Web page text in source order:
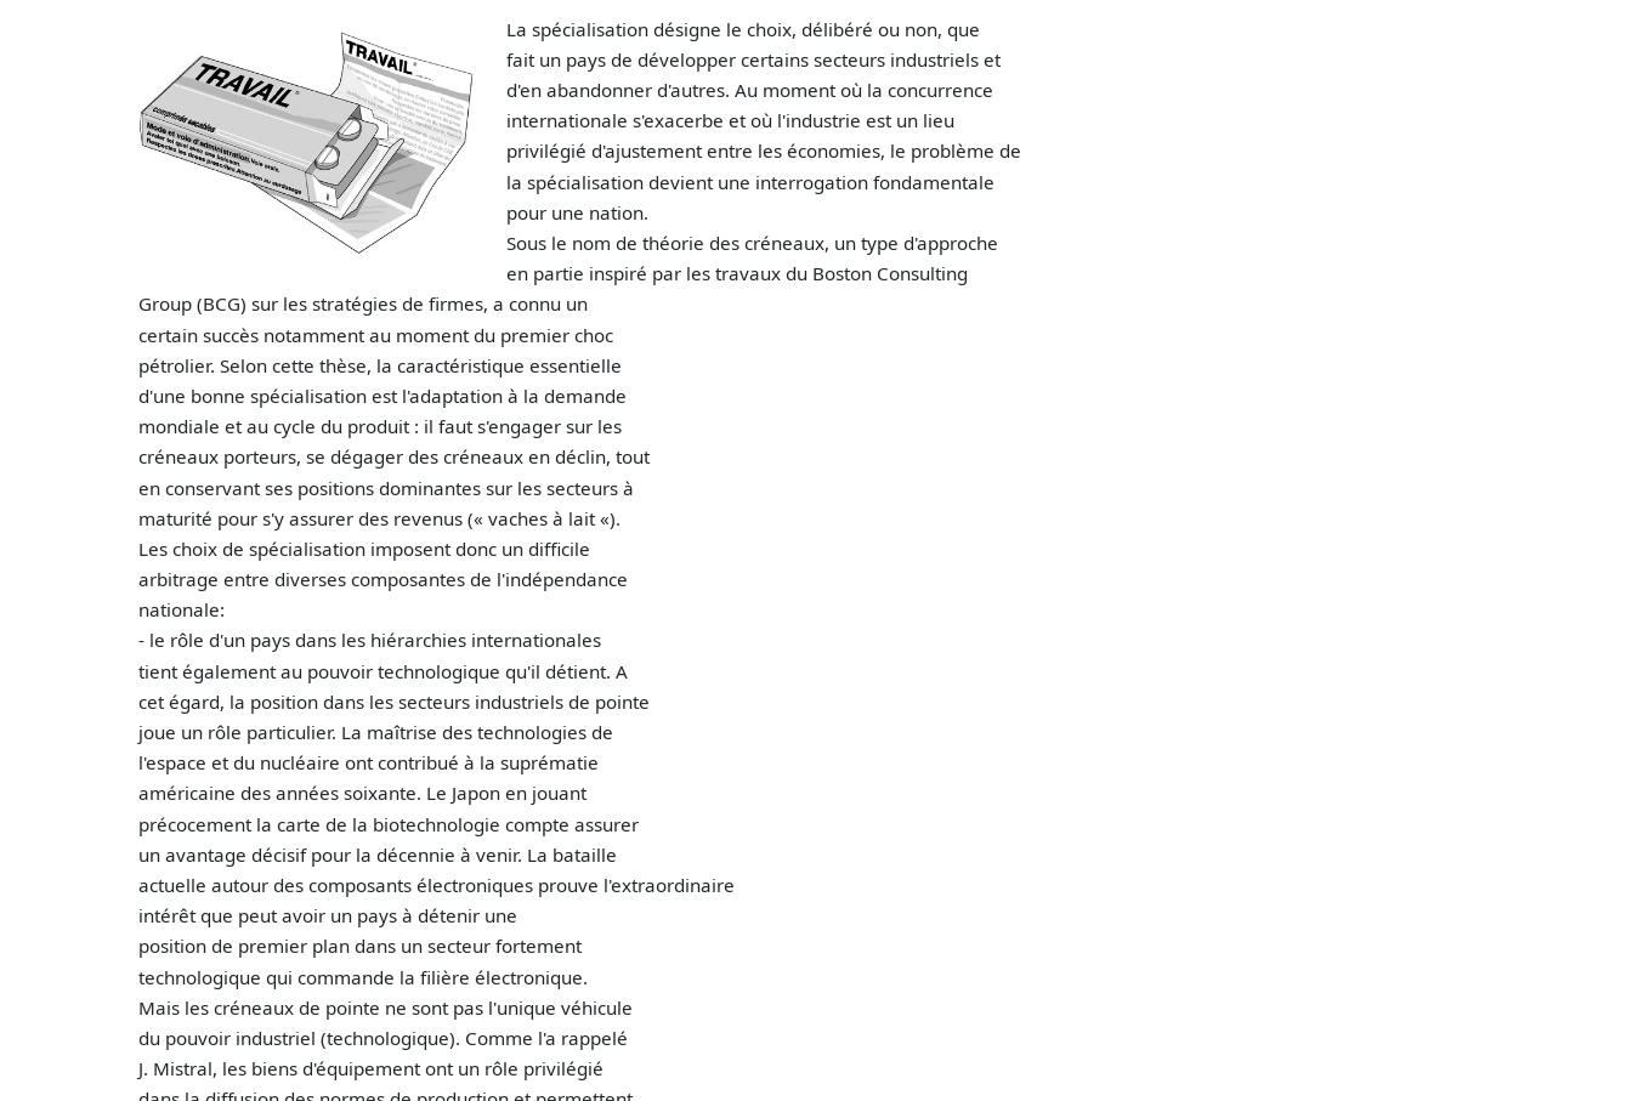
La spécialisation désigne le choix, délibéré ou non, que
fait un pays de développer certains secteurs industriels et
d'en abandonner d'autres. Au moment où la concurrence
internationale s'exacerbe et où l'industrie est un lieu
privilégié d'ajustement entre les économies, le problème de
la spécialisation devient une interrogation fondamentale
pour une nation.
Sous le nom de théorie des créneaux, un type d'approche
en partie inspiré par les travaux du Boston Consulting
Group (BCG) sur les stratégies de firmes, a connu un
certain succès notamment au moment du premier choc
pétrolier. Selon cette thèse, la caractéristique essentielle
d'une bonne spécialisation est l'adaptation à la demande
mondiale et au cycle du produit : il faut s'engager sur les
créneaux porteurs, se dégager des créneaux en déclin, tout
en conservant ses positions dominantes sur les secteurs à
maturité pour s'y assurer des revenus (« vaches à lait «).
Les choix de spécialisation imposent donc un difficile
arbitrage entre diverses composantes de l'indépendance
nationale:
- le rôle d'un pays dans les hiérarchies internationales
tient également au pouvoir technologique qu'il détient. A
cet égard, la position dans les secteurs industriels de pointe
joue un rôle particulier. La maîtrise des technologies de
l'espace et du nucléaire ont contribué à la suprématie
américaine des années soixante. Le Japon en jouant
précocement la carte de la biotechnologie compte assurer
un avantage décisif pour la décennie à venir. La bataille
actuelle autour des composants électroniques prouve l'extraordinaire
intérêt que peut avoir un pays à détenir une
position de premier plan dans un secteur fortement
technologique qui commande la filière électronique.
Mais les créneaux de pointe ne sont pas l'unique véhicule
du pouvoir industriel (technologique). Comme l'a rappelé
J. Mistral, les biens d'équipement ont un rôle privilégié